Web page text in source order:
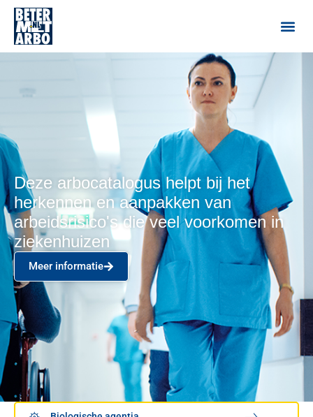
Deze arbocatalogus helpt bij het
herkennen en aanpakken van
arbeidsrisico's die veel voorkomen in
ziekenhuizen
Meer informatie